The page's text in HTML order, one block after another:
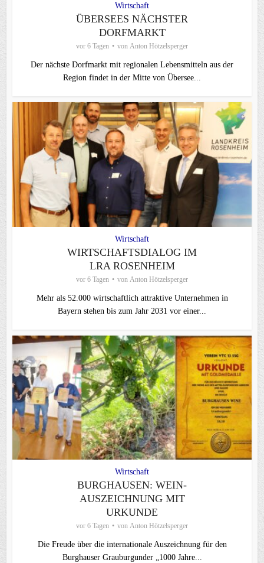
Wirtschaft
ÜBERSEES NÄCHSTER
DORFMARKT
vor 6 Tagen von Anton Hötzelsperger
Der nächste Dorfmarkt mit regionalen Lebensmitteln aus der
Region findet in der Mitte von Übersee...
Wirtschaft
WIRTSCHAFTSDIALOG IM
LRA ROSENHEIM
vor 6 Tagen von Anton Hötzelsperger
Mehr als 52.000 wirtschaftlich attraktive Unternehmen in
Bayern stehen bis zum Jahr 2031 vor einer...
Wirtschaft
BURGHAUSEN: WEIN-
AUSZEICHNUNG MIT
URKUNDE
vor 6 Tagen von Anton Hötzelsperger
Die Freude über die internationale Auszeichnung für den
Burghauser Grauburgunder „1000 Jahre...